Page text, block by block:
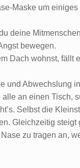
Maske um
deine
bewegen.
Dach wohnst, fällt
und Abwechslung
an einen Tisch,
Selbst die
Gleichzeitig
zu tragen an,